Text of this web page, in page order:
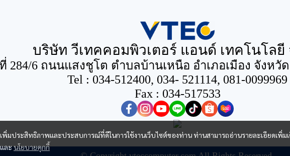
พิ่มประสิทธิภาพและประสบการณ์ที่ดีในการใช้งานเว็บไซต์ของท่าน ท่านสามารถอ่านรายละเอียดเพิ่ม
และนโยบายคุกกี้
บริษัท วีเทคคอมพิวเตอร์ แอนด์ เทคโนโลยี
284/6 ถนนแสงชูโต ตำบลบ้านเหนือ อำเภอเมือง จังหวั
Tel : 034-512400, 034- 521114, 081-0099969
Fax : 034-517533